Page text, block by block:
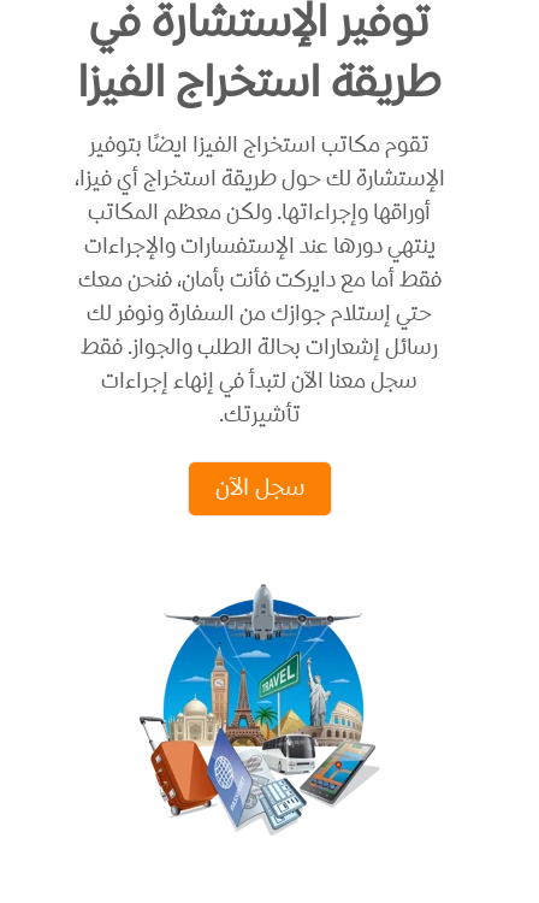
توفير الإستشارة في
طريقة استخراج الفيزا
تقوم مكاتب استخراج الفيزا ايضًا بتوفير
الإستشارة لك حول طريقة استخراج أي فيزا،
أوراقها وإجراءاتها. ولكن معظم المكاتب
ينتهي دورها عند الإستفسارات والإجراءات
فقط أما مع دايركت فأنت بأمان، فنحن معك
حتي إستلام جوازك من السفارة ونوفر لك
رسائل إشعارات بحالة الطلب والجواز. فقط
سجل معنا الآن لتبدأ في إنهاء إجراءات
تأشيرتك.
سجل الآن